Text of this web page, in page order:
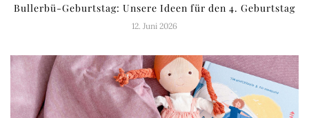
Bullerbü-Geburtstag: Unsere Ideen für den 4. Geburtstag
12. Juni 2026